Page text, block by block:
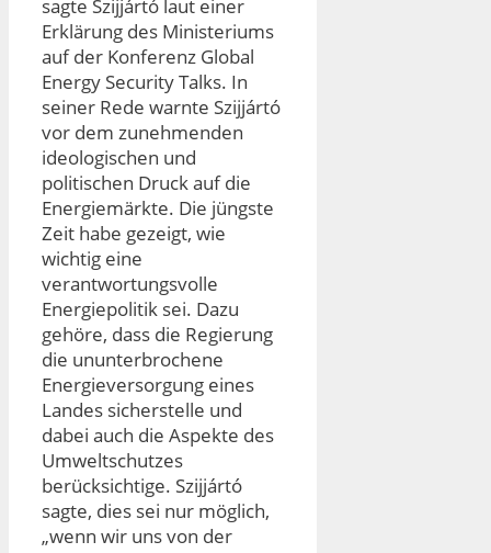
sagte Szijjártó laut einer
Erklärung des Ministeriums
auf der Konferenz Global
Energy Security Talks. In
seiner Rede warnte Szijjártó
vor dem zunehmenden
ideologischen und
politischen Druck auf die
Energiemärkte. Die jüngste
Zeit habe gezeigt, wie
wichtig eine
verantwortungsvolle
Energiepolitik sei. Dazu
gehöre, dass die Regierung
die ununterbrochene
Energieversorgung eines
Landes sicherstelle und
dabei auch die Aspekte des
Umweltschutzes
berücksichtige. Szijjártó
sagte, dies sei nur möglich,
„wenn wir uns von der